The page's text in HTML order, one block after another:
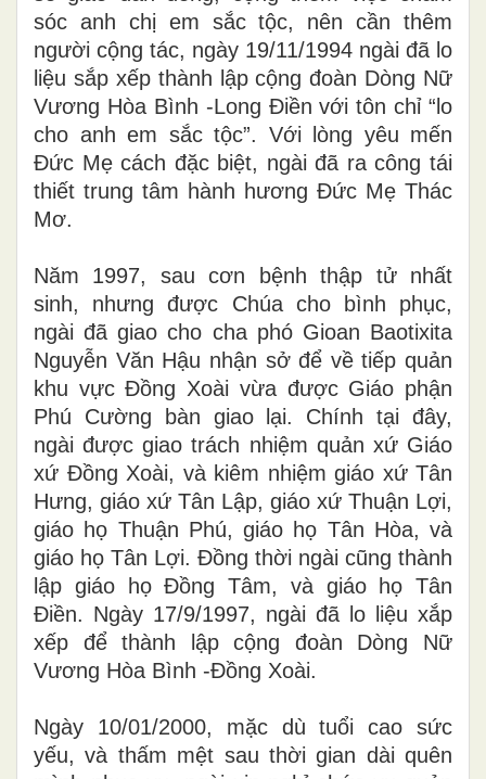
sóc anh chị em sắc tộc, nên cần thêm
người cộng tác, ngày 19/11/1994 ngài đã lo
liệu sắp xếp thành lập cộng đoàn Dòng Nữ
Vương Hòa Bình -Long Điền với tôn chỉ “lo
cho anh em sắc tộc”. Với lòng yêu mến
Đức Mẹ cách đặc biệt, ngài đã ra công tái
thiết trung tâm hành hương Đức Mẹ Thác
Mơ.
Năm 1997, sau cơn bệnh thập tử nhất
sinh, nhưng được Chúa cho bình phục,
ngài đã giao cho cha phó Gioan Baotixita
Nguyễn Văn Hậu nhận sở để về tiếp quản
khu vực Đồng Xoài vừa được Giáo phận
Phú Cường bàn giao lại. Chính tại đây,
ngài được giao trách nhiệm quản xứ Giáo
xứ Đồng Xoài, và kiêm nhiệm giáo xứ Tân
Hưng, giáo xứ Tân Lập, giáo xứ Thuận Lợi,
giáo họ Thuận Phú, giáo họ Tân Hòa, và
giáo họ Tân Lợi. Đồng thời ngài cũng thành
lập giáo họ Đồng Tâm, và giáo họ Tân
Điền. Ngày 17/9/1997, ngài đã lo liệu xắp
xếp để thành lập cộng đoàn Dòng Nữ
Vương Hòa Bình -Đồng Xoài.
Ngày 10/01/2000, mặc dù tuổi cao sức
yếu, và thấm mệt sau thời gian dài quên